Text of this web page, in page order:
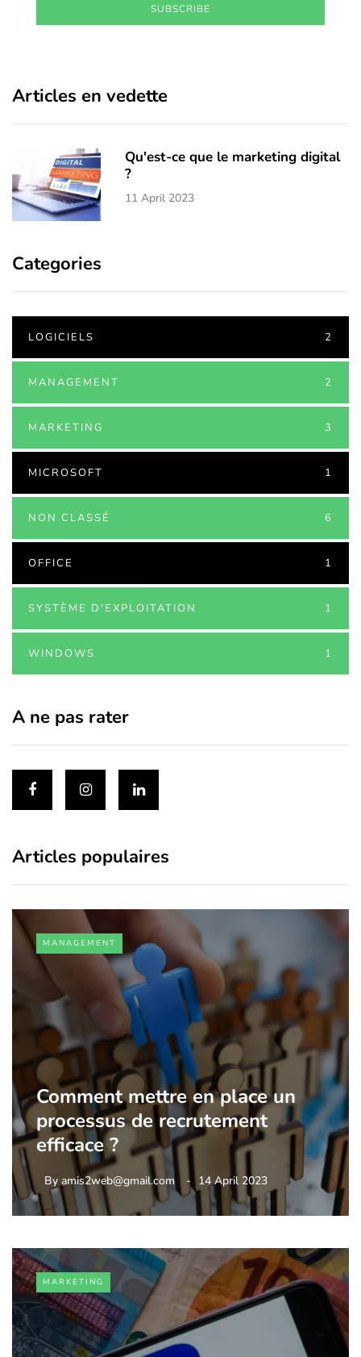
SUBSCRIBE
Articles en vedette
Qu'est-ce que le marketing digital
?
11 April 2023
Categories
LOGICIELS 2
MANAGEMENT 2
MARKETING 3
MICROSOFT 1
NON CLASSÉ 6
OFFICE 1
SYSTÈME D'EXPLOITATION 1
WINDOWS 1
A ne pas rater
Articles populaires
MANAGEMENT
Comment mettre en place un
processus de recrutement
efficace ?
By amis2web@gmail.com 14 April 2023
MARKETING